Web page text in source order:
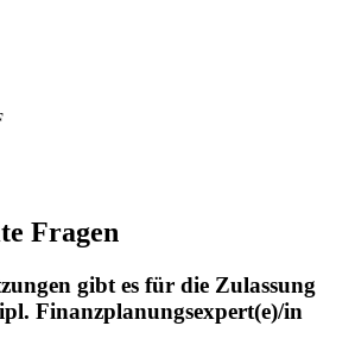
Fragen
gibt es für die Zulassung
Finanzplanungsexpert(e)/in